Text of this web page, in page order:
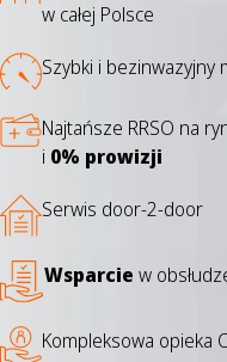
w całej Polsce
Szybki i bezinwazyjny
Najtańsze RRSO na
i 0% prowizji
Serwis door-2-door
Wsparcie w
Kompleksowa opieka